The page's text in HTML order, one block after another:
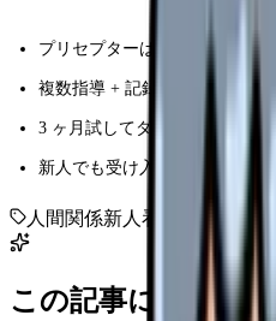
プリセプターは「指導役」で
複数指導 + 記録 + 師長相談で
3 ヶ月試してダメなら転職検討
新人でも受け入れる病院はエ
人間関係新人看護師 プリセ
この記事に近い看